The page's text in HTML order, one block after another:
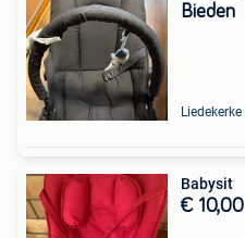
Bieden
Babysit
€ 10,00